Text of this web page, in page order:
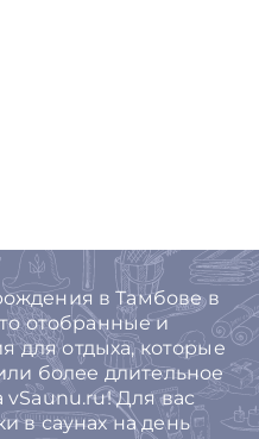
в Тамбове в
отобранные и
для отдыха, которые
более длительное
Для вас
в саунах на день